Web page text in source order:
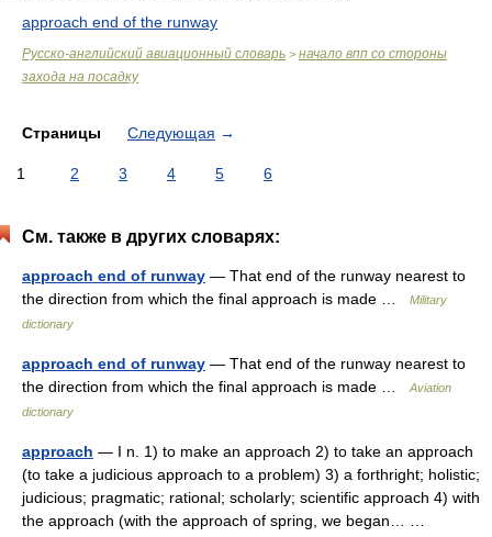
approach end of the runway
Русско-английский авиационный словарь > начало впп со стороны
захода на посадку
Страницы Следующая →
1 2 3 4 5 6
См. также в других словарях:
approach end of runway — That end of the runway nearest to
the direction from which the final approach is made …
Military
dictionary
approach end of runway — That end of the runway nearest to
the direction from which the final approach is made …
Aviation
dictionary
approach — I n. 1) to make an approach 2) to take an approach
(to take a judicious approach to a problem) 3) a forthright; holistic;
judicious; pragmatic; rational; scholarly; scientific approach 4) with
the approach (with the approach of spring, we began… …